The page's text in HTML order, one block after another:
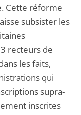
Cette réforme
subsister les
recteurs de
les faits,
qui
supra-
inscrites